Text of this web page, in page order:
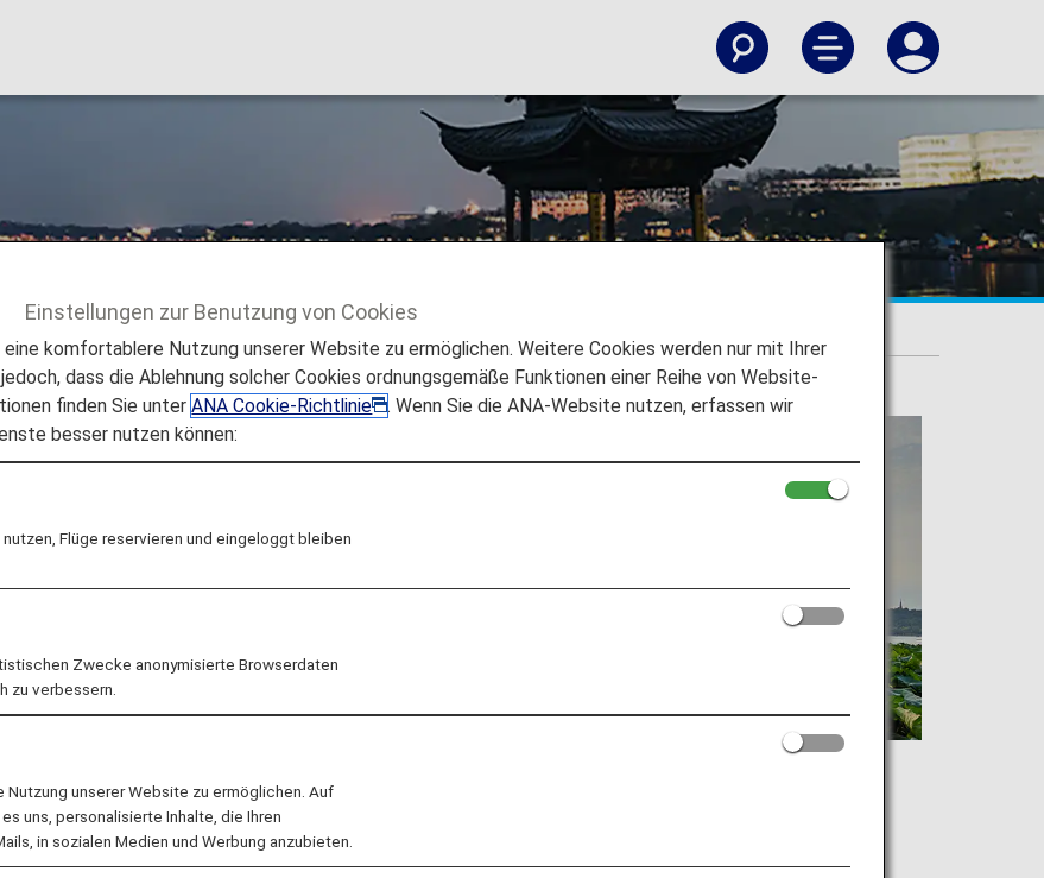
Hangzhou
bietet
und ist nur eine
beliebtes
Lake eingeplant
Hügeln mit Pagoden
Einstellungen zur Benutzung von Cookies
komfortablere Nutzung unserer Website zu ermöglichen. Weitere Cookies werden nur mit Ihrer
dass die Ablehnung solcher Cookies ordnungsgemäße Funktionen einer Reihe von Website-
finden Sie unterANA Cookie-Richtlinie
. Wenn Sie die ANA-Website nutzen, erfassen wir
besser nutzen können:
Flüge reservieren und eingeloggt bleiben
Zwecke anonymisierte Browserdaten
zu verbessern.
unserer Website zu ermöglichen. Auf
uns, personalisierte Inhalte, die Ihren
in sozialen Medien und Werbung anzubieten.